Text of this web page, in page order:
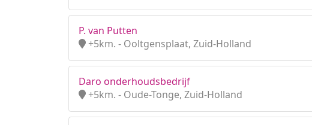
P. van Putten
+5km. - Ooltgensplaat, Zuid-Holland
Daro onderhoudsbedrijf
+5km. - Oude-Tonge, Zuid-Holland